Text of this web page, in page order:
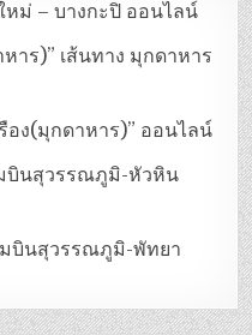
หม่ – บางกะปิ ออนไลน์
าร)” เส้นทาง มุกดาหาร
อง(มุกดาหาร)” ออนไลน์
มบินสุวรรณภูมิ-หัวหิน
มบินสุวรรณภูมิ-พัทยา